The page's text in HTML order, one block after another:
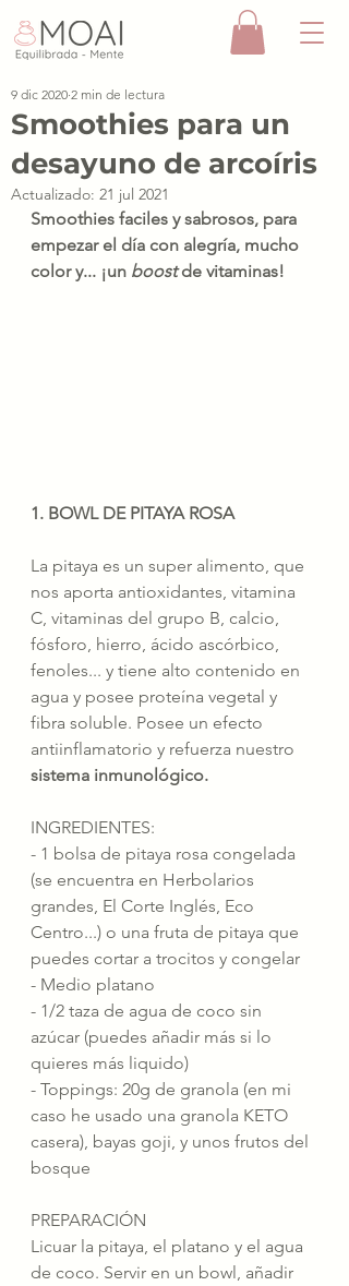
Smoothies para un
desayuno de arcoíris
9 dic 2020 2 min de lectura
Actualizado: 21 jul 2021
Smoothies faciles y sabrosos, para
empezar el día con alegría, mucho
color y... ¡un boost de vitaminas!
1. BOWL DE PITAYA ROSA
La pitaya es un super alimento, que
nos aporta antioxidantes, vitamina
C, vitaminas del grupo B, calcio,
fósforo, hierro, ácido ascórbico,
fenoles... y tiene alto contenido en
agua y posee proteína vegetal y
fibra soluble. Posee un efecto
antiinflamatorio y refuerza nuestro
sistema inmunológico.
INGREDIENTES:
- 1 bolsa de pitaya rosa congelada
(se encuentra en Herbolarios
grandes, El Corte Inglés, Eco
Centro...) o una fruta de pitaya que
puedes cortar a trocitos y congelar
- Medio platano
- 1/2 taza de agua de coco sin
azúcar (puedes añadir más si lo
quieres más liquido)
- Toppings: 20g de granola (en mi
caso he usado una granola KETO
casera), bayas goji, y unos frutos del
bosque
PREPARACIÓN
Licuar la pitaya, el platano y el agua
de coco. Servir en un bowl, añadir